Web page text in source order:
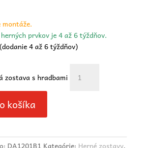
montáže.
prvkov je 4 až 6 týždňov.
4 až 6 týždňov)
zostava s hradbami
košíka
DA1201B1 Kategórie: Herné zostavy,